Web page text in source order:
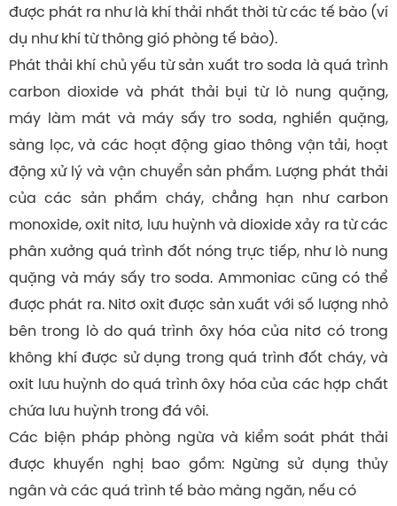
được phát ra như là khí thải nhất thời từ các tế bào (ví
dụ như khí từ thông gió phòng tế bào).
Phát thải khí chủ yếu từ sản xuất tro soda là quá trình
carbon dioxide và phát thải bụi từ lò nung quặng,
máy làm mát và máy sấy tro soda, nghiền quặng,
sàng lọc, và các hoạt động giao thông vận tải, hoạt
động xử lý và vận chuyển sản phẩm. Lượng phát thải
của các sản phẩm cháy, chẳng hạn như carbon
monoxide, oxit nitơ, lưu huỳnh và dioxide xảy ra từ các
phân xưởng quá trình đốt nóng trực tiếp, như lò nung
quặng và máy sấy tro soda. Ammoniac cũng có thể
được phát ra. Nitơ oxit được sản xuất với số lượng nhỏ
bên trong lò do quá trình ôxy hóa của nitơ có trong
không khí được sử dụng trong quá trình đốt cháy, và
oxit lưu huỳnh do quá trình ôxy hóa của các hợp chất
chứa lưu huỳnh trong đá vôi.
Các biện pháp phòng ngừa và kiểm soát phát thải
được khuyến nghị bao gồm: Ngừng sử dụng thủy
ngân và các quá trình tế bào màng ngăn, nếu có